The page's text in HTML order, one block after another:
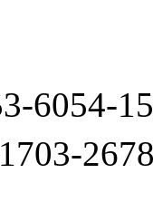
6054-